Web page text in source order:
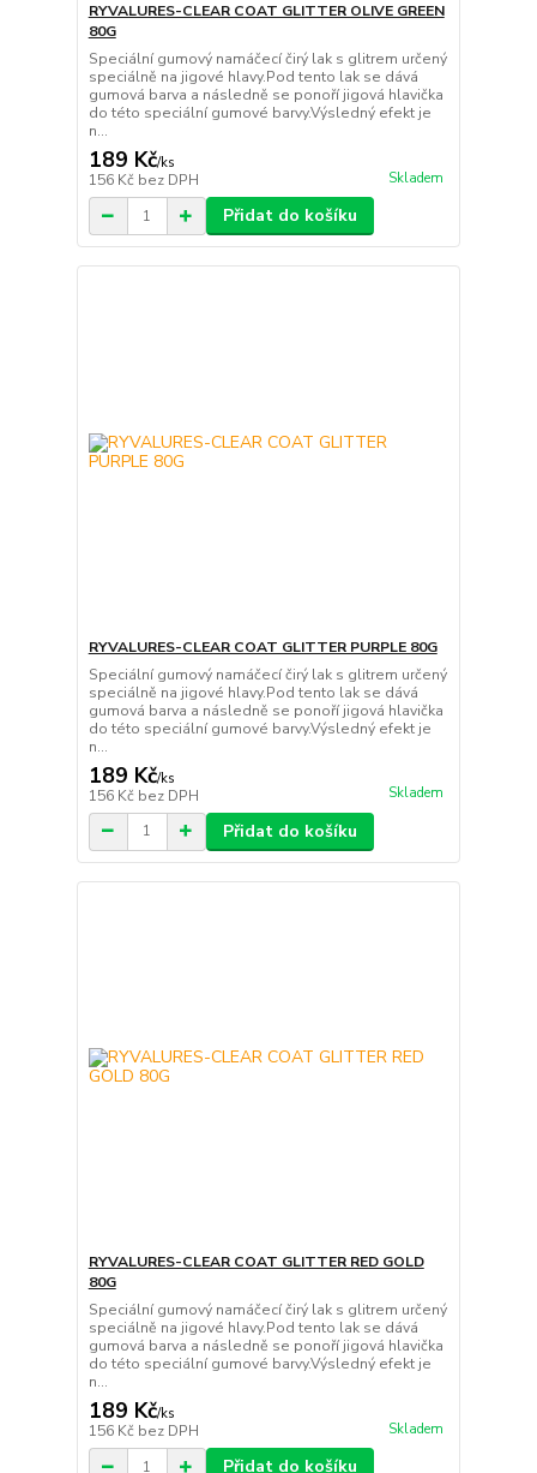
RYVALURES-CLEAR COAT GLITTER OLIVE GREEN
80G
Speciální gumový namáčecí čirý lak s glitrem určený
speciálně na jigové hlavy.Pod tento lak se dává
gumová barva a následně se ponoří jigová hlavička
do této speciální gumové barvy.Výsledný efekt je
n...
189 Kč/ks
156 Kč bez DPH Skladem
Přidat do košíku
RYVALURES-CLEAR COAT GLITTER PURPLE 80G
Speciální gumový namáčecí čirý lak s glitrem určený
speciálně na jigové hlavy.Pod tento lak se dává
gumová barva a následně se ponoří jigová hlavička
do této speciální gumové barvy.Výsledný efekt je
n...
189 Kč/ks
156 Kč bez DPH Skladem
Přidat do košíku
RYVALURES-CLEAR COAT GLITTER RED GOLD
80G
Speciální gumový namáčecí čirý lak s glitrem určený
speciálně na jigové hlavy.Pod tento lak se dává
gumová barva a následně se ponoří jigová hlavička
do této speciální gumové barvy.Výsledný efekt je
n...
189 Kč/ks
156 Kč bez DPH Skladem
Přidat do košíku